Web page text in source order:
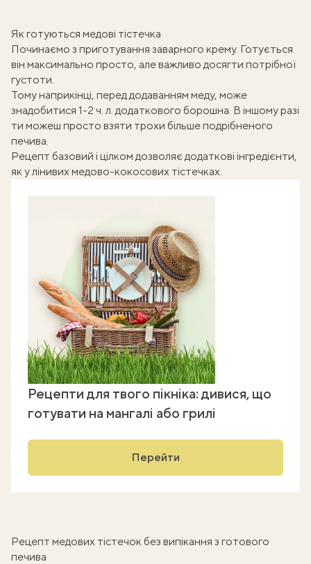
Як готуються медові тістечка
Починаємо з приготування заварного крему. Готується
він максимально просто, але важливо досягти потрібної
густоти.
Тому наприкінці, перед додаванням меду, може
знадобитися 1-2 ч. л. додаткового борошна. В іншому разі
ти можеш просто взяти трохи більше подрібненого
печива.
Рецепт базовий і цілком дозволяє додаткові інгредієнти,
як улінивих медово-кокосових тістечках.
Рецепти для твого пікніка: дивися, що
готувати на мангалі або грилі
Перейти
Рецепт медових тістечок без випікання з готового
печива